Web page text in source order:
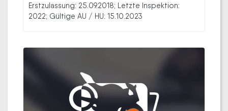
Erstzulassung: 25.09.2018; Letzte Inspektion:
2022; Gültige AU / HU: 15.10.2023